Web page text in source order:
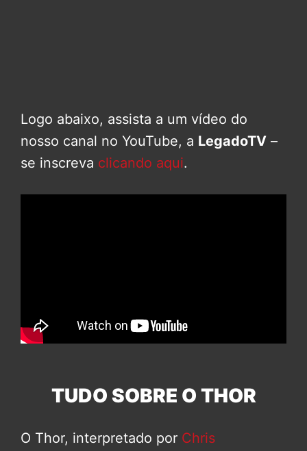
Logo abaixo, assista a um vídeo do
nosso canal no YouTube, a LegadoTV –
se inscreva clicando aqui.
TUDO SOBRE O THOR
O Thor, interpretado por Chris